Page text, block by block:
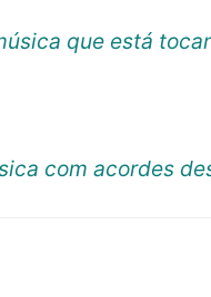
que está
com acordes